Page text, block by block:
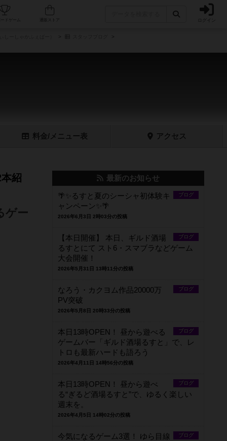
人気ボードゲーム ログイン
料金/メニュー表 アクセス
紹
ゲー
最新のお知らせ
ブログ
🌴✨るすと夏のシーシャ初体験キ
ャンペーン✨🌴
2026年6月3日 2時03分の投稿
ブログ
【本日開催】 本日、ギルド酒場
るすとにて スト6・スマブラなどゲーム
大会開催！
2026年5月31日 13時11分の投稿
ブログ
なろう・カクヨム作品20000万
PV突破
2026年5月8日 20時33分の投稿
ブログ
本日13時OPEN！ 昼から遊べる
ゲームバー「ギルド酒場るすと」で、レ
トロも最新ハードも語ろう
2026年4月11日 14時56分の投稿
ブログ
本日13時OPEN！ 昼から遊べ
る“ぎるど酒場るすと”で、ゆるく楽しい
週末を。
2026年4月5日 14時02分の投稿
ブログ
今気になるゲーム3選！ ゆら目線